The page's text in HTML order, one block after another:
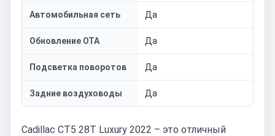
Автомобильная сеть Да
Обновление OTA Да
Подсветка поворотов Да
Задние воздуховоды Да
Cadillac CT5 28T Luxury 2022 – это отличный